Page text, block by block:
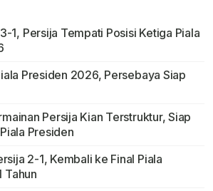
1, Persija Tempati Posisi Ketiga Piala
Presiden 2026, Persebaya Siap
Persija Kian Terstruktur, Siap
Presiden
2-1, Kembali ke Final Piala
Tahun